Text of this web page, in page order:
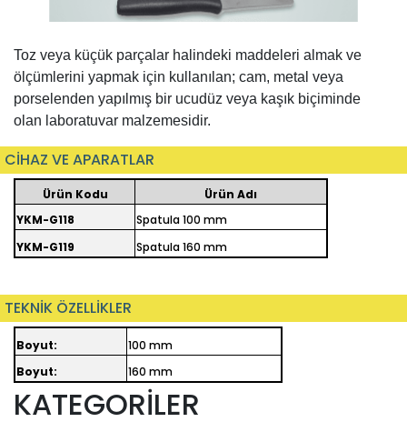
Toz veya küçük parçalar halindeki maddeleri almak ve
ölçümlerini yapmak için kullanılan; cam, metal veya
porselenden yapılmış bir ucudüz veya kaşık biçiminde
olan laboratuvar malzemesidir.
CİHAZ VE APARATLAR
Ürün Kodu
Ürün Adı
YKM-G118
Spatula 100 mm
YKM-G119
Spatula 160 mm
TEKNİK ÖZELLİKLER
Boyut:
100 mm
Boyut:
160 mm
KATEGORİLER